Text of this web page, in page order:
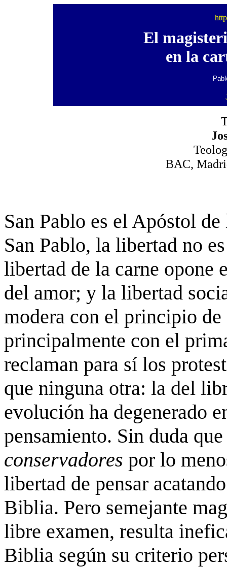
El
en la
BAC,
San Pablo es el Apóstol
San Pablo, la libertad no
libertad de la carne
del amor; y la libertad
modera con el principio
principalmente con el
reclaman para sí los
que ninguna otra: la del
evolución ha degenerado
pensamiento. Sin duda
conservadores por lo
libertad de pensar
Biblia. Pero semejante
libre examen, resulta
Biblia según su criterio